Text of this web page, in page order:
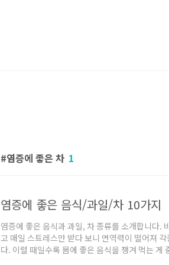
염증에 좋은 차 1
염증에 좋은 음식/과일/차 10가지
염증에 좋은 음식과 과일, 차 종류를 소개합니다.
고 매일 스트레스만 받다 보니 면역력이 떨어져
다. 이럴 때일수록 몸에 좋은 음식을 챙겨 먹는 게